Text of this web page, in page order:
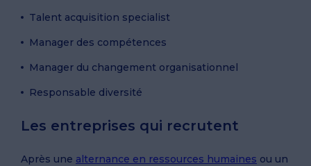
Talent acquisition specialist
Manager des compétences
Manager du changement organisationnel
Responsable diversité
Les entreprises qui recrutent
Après une alternance en ressources humaines ou un